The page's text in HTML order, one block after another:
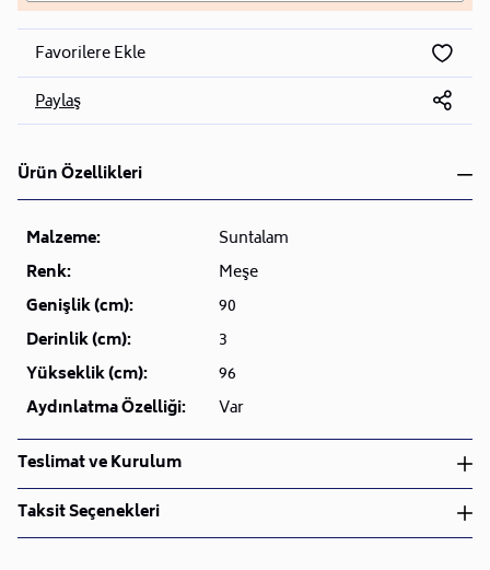
Favorilere Ekle
Paylaş
Ürün Özellikleri
Malzeme:
Suntalam
Renk:
Meşe
Genişlik (cm):
90
Derinlik (cm):
3
Yükseklik (cm):
96
Aydınlatma Özelliği:
Var
Teslimat ve Kurulum
Teslimat ve Kurulum
• Siparişlerinizi aldıktan sonra en kısa sürede işleme
Taksit Seçenekleri